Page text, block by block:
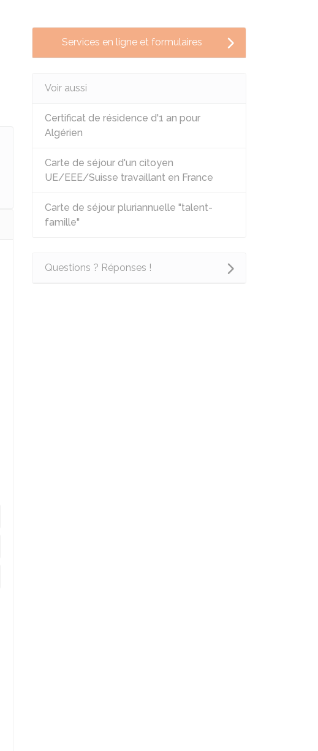
Services en ligne et formulaires
Voir aussi
Certificat de résidence d'1 an pour
Algérien
Carte de séjour d'un citoyen
UE/EEE/Suisse travaillant en France
Carte de séjour pluriannuelle "talent-
famille"
Questions ? Réponses !